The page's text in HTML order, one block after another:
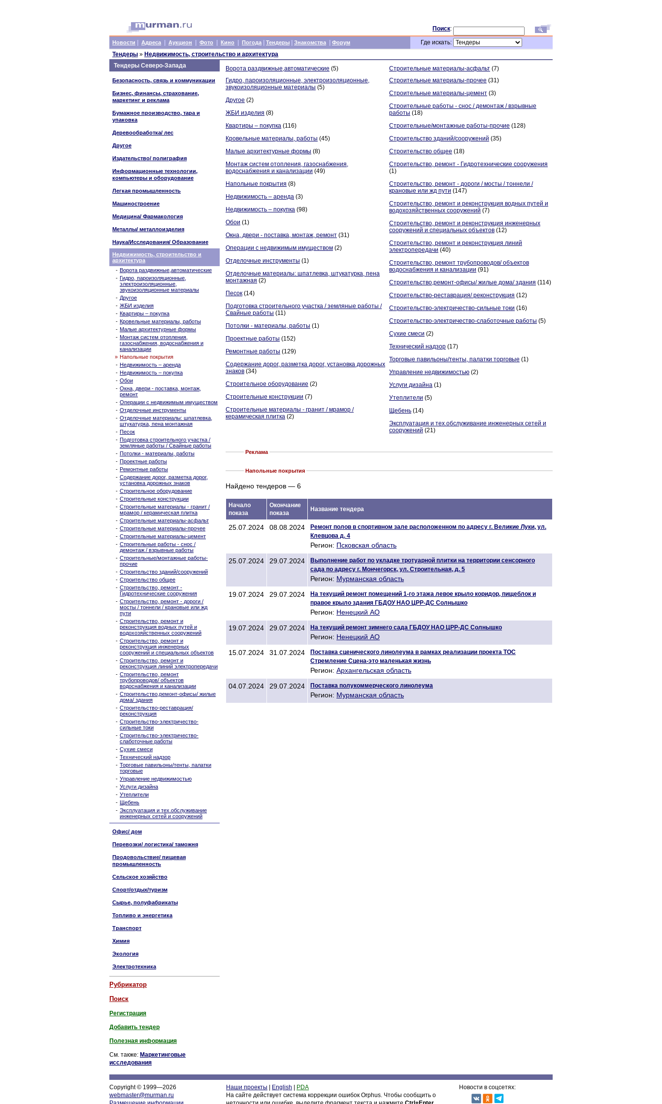
Поиск:
Новости Адреса Аукцион Фото Кино Погода Тендеры Знакомства Форум
Где искать:
Тендеры » Недвижимость, строительство и архитектура
Тендеры Северо-Запада
Безопасность, связь и коммуникации
Бизнес, финансы, страхование,
маркетинг и реклама
Бумажное производство, тара и
упаковка
Деревообработка/ лес
Другое
Издательство/ полиграфия
Информационные технологии,
компьютеры и оборудование
Легкая промышленность
Машиностроение
Медицина/ Фармакология
Металлы/ металлоизделия
Наука/Исследования/ Образование
Недвижимость, строительство и
архитектура
- Ворота раздвижные,автоматические
- Гидро, пароизоляционные,
электроизоляционные,
звукоизоляционные материалы
- Другое
- ЖБИ изделия
- Квартиры – покупка
- Кровельные материалы, работы
- Малые архитектурные формы
- Монтаж систем отопления,
газоснабжения, водоснабжения и
канализации
» Напольные покрытия
- Недвижимость – аренда
- Недвижимость – покупка
- Обои
- Окна, двери - поставка, монтаж,
ремонт
- Операции с недвижимым имуществом
- Отделочные инструменты
- Отделочные материалы: шпатлевка,
штукатурка, пена монтажная
- Песок
- Подготовка строительного участка /
земляные работы / Свайные работы
- Потолки - материалы, работы
- Проектные работы
- Ремонтные работы
- Содержание дорог, разметка дорог,
установка дорожных знаков
- Строительное оборудование
- Строительные конструкции
- Строительные материалы - гранит /
мрамор / керамическая плитка
- Строительные материалы-асфальт
- Строительные материалы-прочее
- Строительные материалы-цемент
- Строительные работы - снос /
демонтаж / взрывные работы
- Строительные/монтажные работы-
прочие
- Строительство зданий/сооружений
- Строительство общее
- Строительство, ремонт -
Гидротехнические сооружения
- Строительство, ремонт - дороги /
мосты / тоннели / крановые или жд
пути
- Строительство, ремонт и
реконструкция водных путей и
водохозяйственных сооружений
- Строительство, ремонт и
реконструкция инженерных
сооружений и специальных объектов
- Строительство, ремонт и
реконструкция линий электропередачи
- Строительство, ремонт
трубопроводов/ объектов
водоснабжения и канализации
- Строительство,ремонт-офисы/ жилые
дома/ здания
- Строительство-реставрация/
реконструкция
- Строительство-электричество-
сильные токи
- Строительство-электричество-
слаботочные работы
- Сухие смеси
- Технический надзор
- Торговые павильоны/тенты, палатки
торговые
- Управление недвижимостью
- Услуги дизайна
- Утеплители
- Щебень
- Эксплуатация и тех.обслуживание
инженерных сетей и сооружений
Офис/ дом
Перевозки/ логистика/ таможня
Продовольствие/ пищевая
промышленность
Сельское хозяйство
Спорт/отдых/туризм
Сырье, полуфабрикаты
Топливо и энергетика
Транспорт
Химия
Экология
Электротехника
Рубрикатор
Поиск
Регистрация
Добавить тендер
Полезная информация
См. также: Маркетинговые
исследования
Ворота раздвижные,автоматические (5)
Гидро, пароизоляционные, электроизоляционные,
звукоизоляционные материалы (5)
Другое (2)
ЖБИ изделия (8)
Квартиры – покупка (116)
Кровельные материалы, работы (45)
Малые архитектурные формы (8)
Монтаж систем отопления, газоснабжения,
водоснабжения и канализации (49)
Напольные покрытия (8)
Недвижимость – аренда (3)
Недвижимость – покупка (98)
Обои (1)
Окна, двери - поставка, монтаж, ремонт (31)
Операции с недвижимым имуществом (2)
Отделочные инструменты (1)
Отделочные материалы: шпатлевка, штукатурка, пена
монтажная (2)
Песок (14)
Подготовка строительного участка / земляные работы /
Свайные работы (11)
Потолки - материалы, работы (1)
Проектные работы (152)
Ремонтные работы (129)
Содержание дорог, разметка дорог, установка дорожных
знаков (34)
Строительное оборудование (2)
Строительные конструкции (7)
Строительные материалы - гранит / мрамор /
керамическая плитка (2)
Строительные материалы-асфальт (7)
Строительные материалы-прочее (31)
Строительные материалы-цемент (3)
Строительные работы - снос / демонтаж / взрывные
работы (18)
Строительные/монтажные работы-прочие (128)
Строительство зданий/сооружений (35)
Строительство общее (18)
Строительство, ремонт - Гидротехнические сооружения
(1)
Строительство, ремонт - дороги / мосты / тоннели /
крановые или жд пути (147)
Строительство, ремонт и реконструкция водных путей и
водохозяйственных сооружений (7)
Строительство, ремонт и реконструкция инженерных
сооружений и специальных объектов (12)
Строительство, ремонт и реконструкция линий
электропередачи (40)
Строительство, ремонт трубопроводов/ объектов
водоснабжения и канализации (91)
Строительство,ремонт-офисы/ жилые дома/ здания (114)
Строительство-реставрация/ реконструкция (12)
Строительство-электричество-сильные токи (16)
Строительство-электричество-слаботочные работы (5)
Сухие смеси (2)
Технический надзор (17)
Торговые павильоны/тенты, палатки торговые (1)
Управление недвижимостью (2)
Услуги дизайна (1)
Утеплители (5)
Щебень (14)
Эксплуатация и тех.обслуживание инженерных сетей и
сооружений (21)
Реклама
Напольные покрытия
Найдено тендеров — 6
Начало
показа
Окончание
показа
Название тендера
25.07.2024 08.08.2024
Ремонт полов в спортивном зале расположенном по адресу г. Великие Луки, ул.
Клевцова д. 4
Регион: Псковская область
25.07.2024
29.07.2024
Выполнение работ по укладке тротуарной плитки на территории сенсорного
сада по адресу г. Мончегорск, ул. Строительная, д. 5
Регион: Мурманская область
19.07.2024
29.07.2024
На текущий ремонт помещений 1-го этажа левое крыло коридор, пищеблок и
правое крыло здания ГБДОУ НАО ЦРР-ДС Солнышко
Регион: Ненецкий АО
19.07.2024
29.07.2024 На текущий ремонт зимнего сада ГБДОУ НАО ЦРР-ДС Солнышко
Регион: Ненецкий АО
15.07.2024
31.07.2024
Поставка сценического линолеума в рамках реализации проекта ТОС
Стремление Сцена-это маленькая жизнь
Регион: Архангельская область
04.07.2024
29.07.2024 Поставка полукоммерческого линолеума
Регион: Мурманская область
Copyright © 1999—2026
webmaster@murman.ru
Наши проекты English
PDA
На сайте действует система коррекции ошибок Orphus. Чтобы сообщить о
Новости в соцсетях: